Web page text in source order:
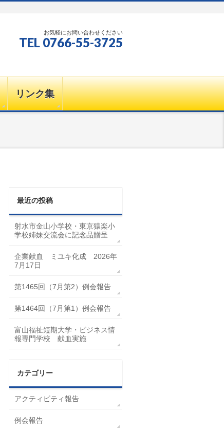
お気軽にお問い合わせください
TEL 0766-55-3725
リンク集
最近の投稿
射水市金山小学校・東京猿楽小
学校姉妹交流会に記念品贈呈
企業献血 ミユキ化成 2026年
7月17日
第1465回（7月第2）例会報告
第1464回（7月第1）例会報告
富山福祉短期大学・ビジネス情
報専門学校 献血実施
カテゴリー
アクティビティ報告
例会報告